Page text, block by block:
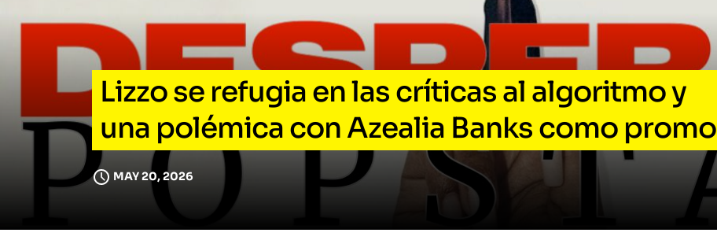
Lizzo se refugia en las críticas al algoritmo y
una polémica con Azealia Banks como promo
MAY 20, 2026